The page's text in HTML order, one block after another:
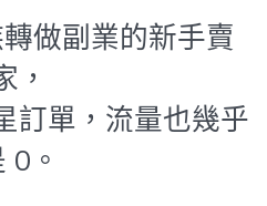
做副業的新手賣
，
訂單，流量也幾乎
0。